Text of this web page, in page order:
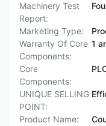
Machinery Test
Report:
Marketing Type:
Warranty Of Core
Components:
1
Core
Components:
UNIQUE SELLING
POINT:
Product Name: